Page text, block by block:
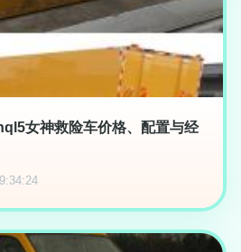
女神救险车价格、配置与经